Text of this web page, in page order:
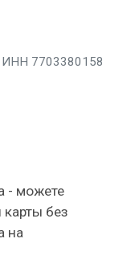
7703380158
- можете
без
на